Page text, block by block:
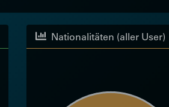
Nationalitäten (aller User)